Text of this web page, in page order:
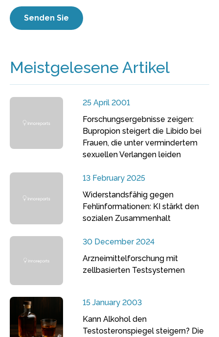
Meistgelesene Artikel
25 April 2001
Forschungsergebnisse zeigen:
Bupropion steigert die Libido bei
Frauen, die unter vermindertem
sexuellen Verlangen leiden
13 February 2025
Widerstandsfähig gegen
Fehlinformationen: KI stärkt den
sozialen Zusammenhalt
30 December 2024
Arzneimittelforschung mit
zellbasierten Testsystemen
15 January 2003
Kann Alkohol den
Testosteronspiegel steigern? Die